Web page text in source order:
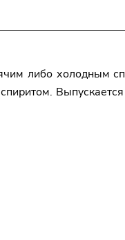
либо холодным